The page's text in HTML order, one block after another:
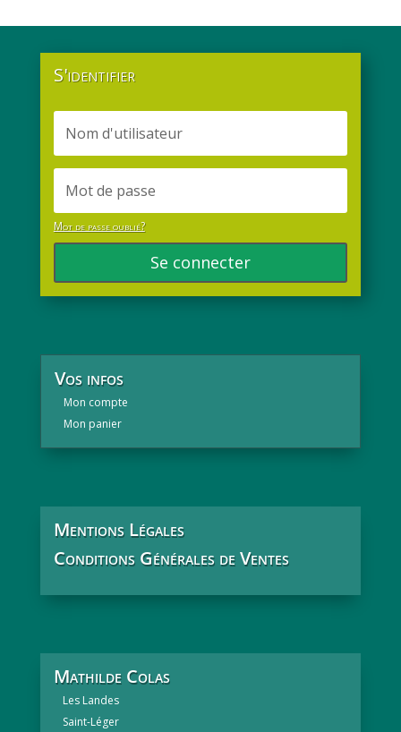
S'identifier
Mot de passe oublié?
Se connecter
Vos infos
Mon compte
Mon panier
Mentions Légales
Conditions Générales de Ventes
Mathilde Colas
Les Landes
Saint-Léger